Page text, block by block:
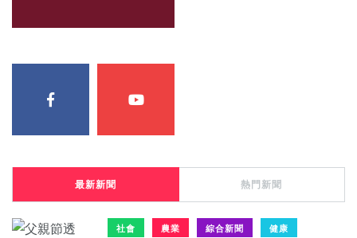
最新新聞 熱門新聞
社會 農業 綜合新聞 健康